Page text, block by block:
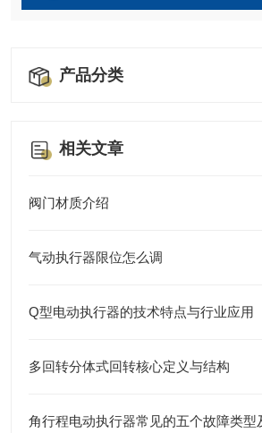
产品分类
相关文章
阀门材质介绍
气动执行器限位怎么调
Q型电动执行器的技术特点与行业应用
多回转分体式回转核心定义与结构
角行程电动执行器常见的五个故障类型